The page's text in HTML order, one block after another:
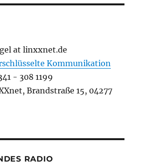
at linxxnet.de
Kommunikation
- 308 1199
Brandstraße 15, 04277
RADIO